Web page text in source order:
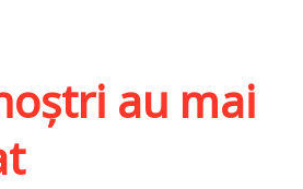
au mai